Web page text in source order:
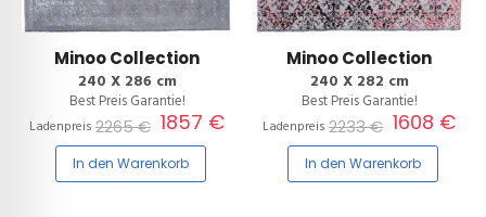
Minoo Collection
240 X 286 cm
Best Preis Garantie!
Ladenpreis 2265 € 1857 €
In den Warenkorb
Minoo Collection
240 X 282 cm
Best Preis Garantie!
Ladenpreis 2233 € 1608 €
In den Warenkorb